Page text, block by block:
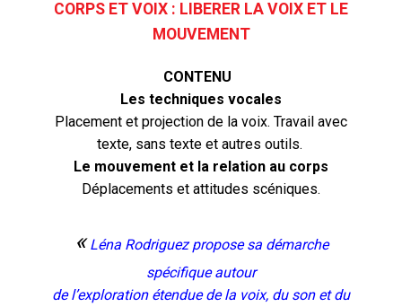
CORPS ET VOIX : LIBERER LA VOIX ET LE
MOUVEMENT
CONTENU
Les techniques vocales
Placement et projection de la voix. Travail avec
texte, sans texte et autres outils.
Le mouvement et la relation au corps
Déplacements et attitudes scéniques.
« Léna Rodriguez propose sa démarche
spécifique autour
de l’exploration étendue de la voix, du son et du